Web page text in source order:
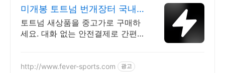
미개봉 토트넘 번개장터 국내
최대 브랜드 중고거래
토트넘 새상품을 중고가로 구매하
세요. 대화 없는 안전결제로 간편
의 신규 상품 업로드
http://www.fever-sports.com 광고